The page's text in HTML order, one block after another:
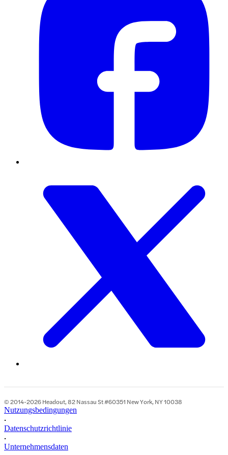
© 2014-2026 Headout, 82 Nassau St #60351 New York, NY 10038
Nutzungsbedingungen
•
Datenschutzrichtlinie
•
Unternehmensdaten